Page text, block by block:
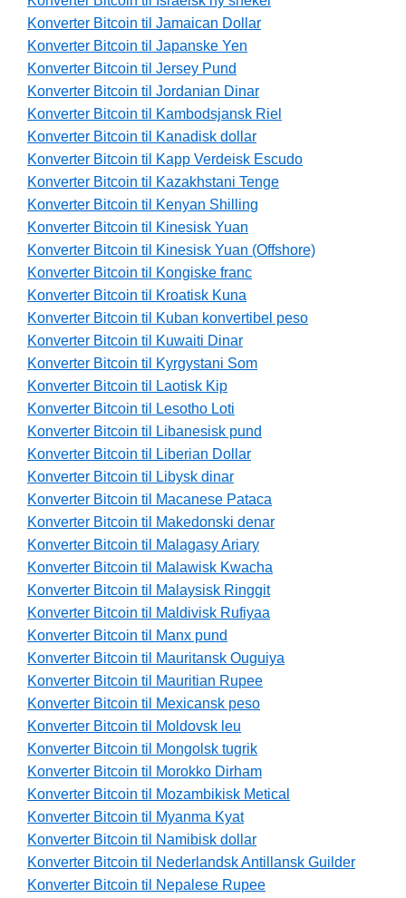
Konverter Bitcoin til Jamaican Dollar
Konverter Bitcoin til Japanske Yen
Konverter Bitcoin til Jersey Pund
Konverter Bitcoin til Jordanian Dinar
Konverter Bitcoin til Kambodsjansk Riel
Konverter Bitcoin til Kanadisk dollar
Konverter Bitcoin til Kapp Verdeisk Escudo
Konverter Bitcoin til Kazakhstani Tenge
Konverter Bitcoin til Kenyan Shilling
Konverter Bitcoin til Kinesisk Yuan
Konverter Bitcoin til Kinesisk Yuan (Offshore)
Konverter Bitcoin til Kongiske franc
Konverter Bitcoin til Kroatisk Kuna
Konverter Bitcoin til Kuban konvertibel peso
Konverter Bitcoin til Kuwaiti Dinar
Konverter Bitcoin til Kyrgystani Som
Konverter Bitcoin til Laotisk Kip
Konverter Bitcoin til Lesotho Loti
Konverter Bitcoin til Libanesisk pund
Konverter Bitcoin til Liberian Dollar
Konverter Bitcoin til Libysk dinar
Konverter Bitcoin til Macanese Pataca
Konverter Bitcoin til Makedonski denar
Konverter Bitcoin til Malagasy Ariary
Konverter Bitcoin til Malawisk Kwacha
Konverter Bitcoin til Malaysisk Ringgit
Konverter Bitcoin til Maldivisk Rufiyaa
Konverter Bitcoin til Manx pund
Konverter Bitcoin til Mauritansk Ouguiya
Konverter Bitcoin til Mauritian Rupee
Konverter Bitcoin til Mexicansk peso
Konverter Bitcoin til Moldovsk leu
Konverter Bitcoin til Mongolsk tugrik
Konverter Bitcoin til Morokko Dirham
Konverter Bitcoin til Mozambikisk Metical
Konverter Bitcoin til Myanma Kyat
Konverter Bitcoin til Namibisk dollar
Konverter Bitcoin til Nederlandsk Antillansk Guilder
Konverter Bitcoin til Nepalese Rupee